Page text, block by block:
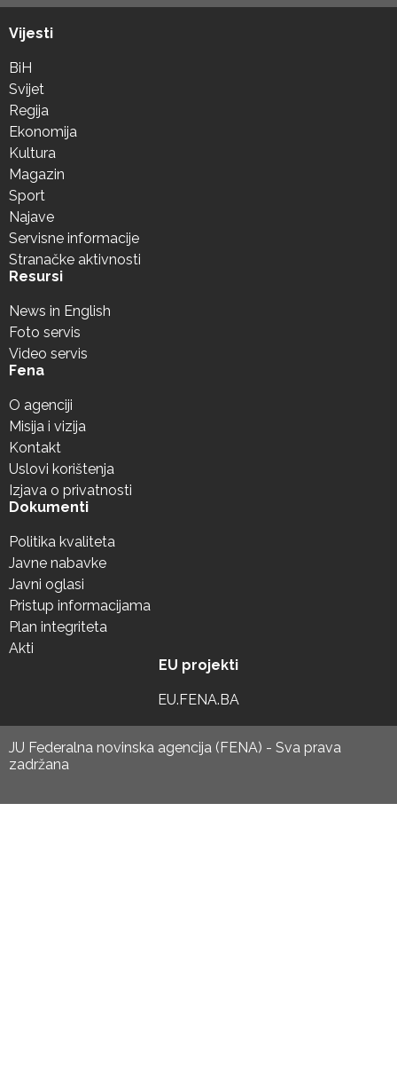
Vijesti
BiH
Svijet
Regija
Ekonomija
Kultura
Magazin
Sport
Najave
Servisne informacije
Stranačke aktivnosti
Resursi
News in English
Foto servis
Video servis
Fena
O agenciji
Misija i vizija
Kontakt
Uslovi korištenja
Izjava o privatnosti
Dokumenti
Politika kvaliteta
Javne nabavke
Javni oglasi
Pristup informacijama
Plan integriteta
Akti
EU projekti
EU.FENA.BA
JU Federalna novinska agencija (FENA) - Sva prava
zadržana